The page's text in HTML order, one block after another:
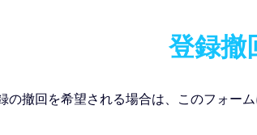
登録撤
の撤回を希望される場合は、このフォーム